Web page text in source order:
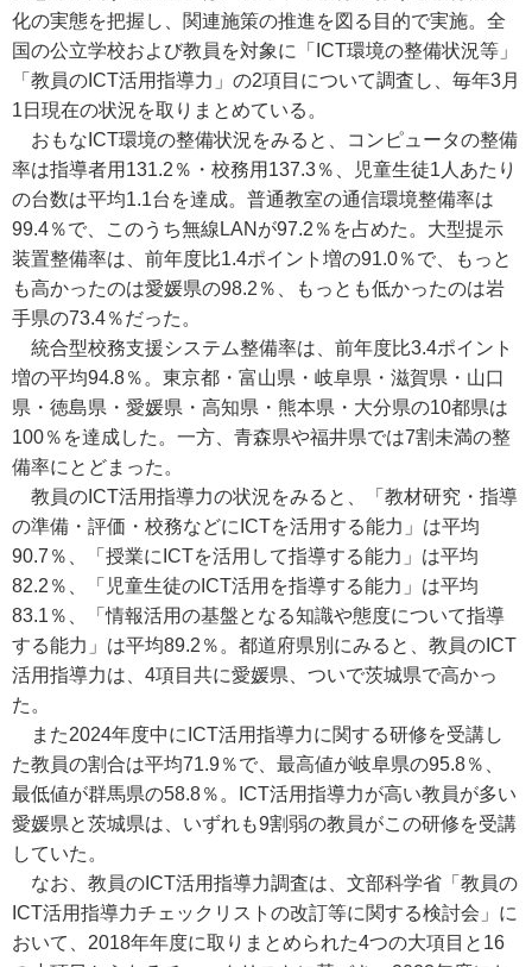
化の実態を把握し、関連施策の推進を図る目的で実施。全
国の公立学校および教員を対象に「ICT環境の整備状況等」
「教員のICT活用指導力」の2項目について調査し、毎年3月
1日現在の状況を取りまとめている。
おもなICT環境の整備状況をみると、コンピュータの整備
率は指導者用131.2％・校務用137.3％、児童生徒1人あたり
の台数は平均1.1台を達成。普通教室の通信環境整備率は
99.4％で、このうち無線LANが97.2％を占めた。大型提示
装置整備率は、前年度比1.4ポイント増の91.0％で、もっと
も高かったのは愛媛県の98.2％、もっとも低かったのは岩
手県の73.4％だった。
統合型校務支援システム整備率は、前年度比3.4ポイント
増の平均94.8％。東京都・富山県・岐阜県・滋賀県・山口
県・徳島県・愛媛県・高知県・熊本県・大分県の10都県は
100％を達成した。一方、青森県や福井県では7割未満の整
備率にとどまった。
教員のICT活用指導力の状況をみると、「教材研究・指導
の準備・評価・校務などにICTを活用する能力」は平均
90.7％、「授業にICTを活用して指導する能力」は平均
82.2％、「児童生徒のICT活用を指導する能力」は平均
83.1％、「情報活用の基盤となる知識や態度について指導
する能力」は平均89.2％。都道府県別にみると、教員のICT
活用指導力は、4項目共に愛媛県、ついで茨城県で高かっ
た。
また2024年度中にICT活用指導力に関する研修を受講し
た教員の割合は平均71.9％で、最高値が岐阜県の95.8％、
最低値が群馬県の58.8％。ICT活用指導力が高い教員が多い
愛媛県と茨城県は、いずれも9割弱の教員がこの研修を受講
していた。
なお、教員のICT活用指導力調査は、文部科学省「教員の
ICT活用指導力チェックリストの改訂等に関する検討会」に
おいて、2018年年度に取りまとめられた4つの大項目と16